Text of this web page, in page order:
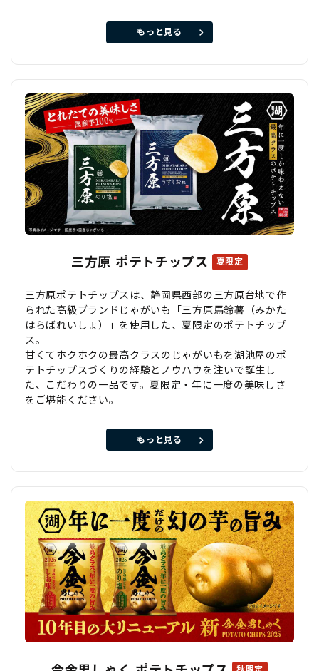
もっと見る
三方原 ポテトチップス 夏限定
三方原ポテトチップスは、静岡県西部の三方原台地で作
られた高級ブランドじゃがいも「三方原馬鈴薯（みかた
はらばれいしょ）」を使用した、夏限定のポテトチップ
ス。
甘くてホクホクの最高クラスのじゃがいもを湖池屋のポ
テトチップスづくりの経験とノウハウを注いで誕生し
た、こだわりの一品です。夏限定・年に一度の美味しさ
をご堪能ください。
もっと見る